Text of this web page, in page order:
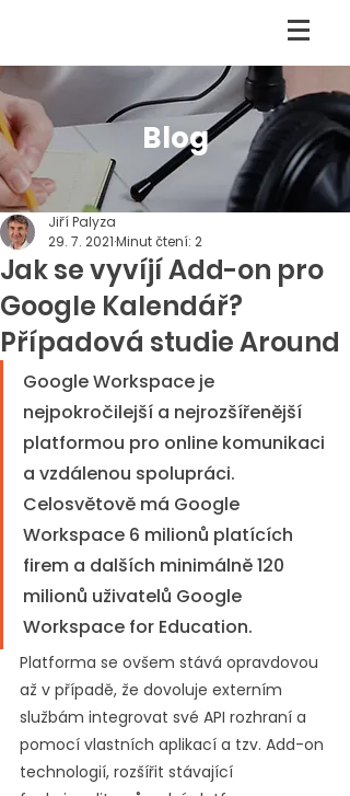
Blog
Jak se vyvíjí Add-on pro
Google Kalendář?
Případová studie Around
Jiří Palyza
29. 7. 2021Minut čtení: 2
Google Workspace je
nejpokročilejší a nejrozšířenější
platformou pro online komunikaci
a vzdálenou spolupráci.
Celosvětově má Google
Workspace 6 milionů platících
firem a dalších minimálně 120
milionů uživatelů Google
Workspace for Education.
Platforma se ovšem stává opravdovou
až v případě, že dovoluje externím
službám integrovat své API rozhraní a
pomocí vlastních aplikací a tzv. Add-on
technologií, rozšířit stávající